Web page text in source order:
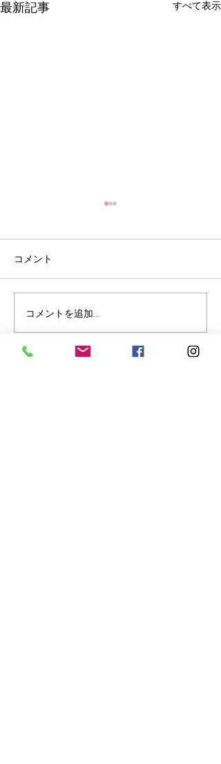
最新記事 すべて表示
コメント
コメントを追加…